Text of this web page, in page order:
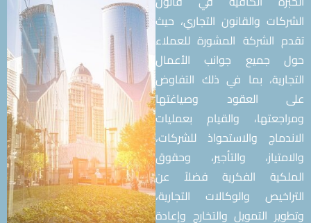
والقانون التجاري، حيث
الشركة المشورة للعملاء
جميع جوانب الأعمال
بما في ذلك التفاوض
العقود وصياغتها
والقيام بعمليات
والاستحواذ للشركات،
والتأجير، وحقوق
الفكرية فضلاً عن
والوكالات التجارية،
التمويل والتخارج وإعادة